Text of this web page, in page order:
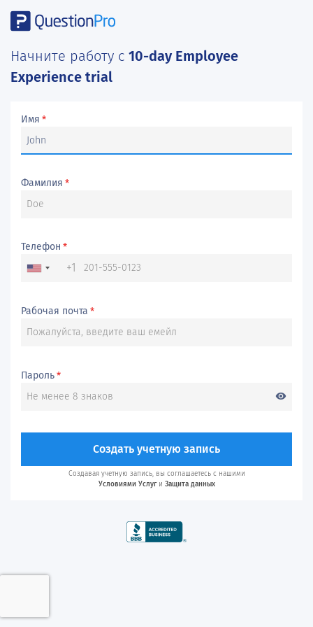
Начните работу с 10-day Employee
Experience trial
Имя *
Фамилия *
Телефон *
+1
Рабочая почта *
Пароль*
visibility
Создать учетную запись
Создавая учетную запись, вы соглашаетесь с нашими
Условиями Услуги Защита данных